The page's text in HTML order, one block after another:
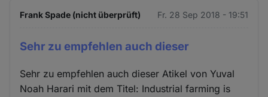
Frank Spade (nicht überprüft) Fr. 28 Sep 2018 - 19:51
Sehr zu empfehlen auch dieser
Sehr zu empfehlen auch dieser Atikel von Yuval
Noah Harari mit dem Titel: Industrial farming is